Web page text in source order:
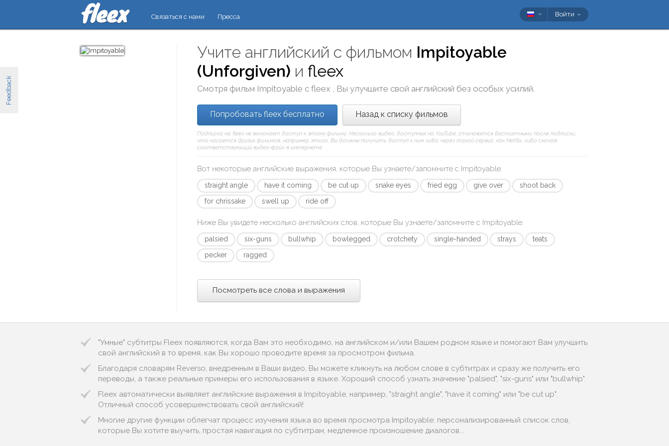
Feedback
Связаться с нами Пресса Войти
Учите английский с фильмом Impitoyable
(Unforgiven) иfleex
Смотря фильм Impitoyable сfleex , Вы улучшите свой английский без особых усилий.
Попробовать fleex бесплатно Назад к списку фильмов
Подписка на fleex не включает доступ к этому фильму. Несколько видео, доступных на YouTube, становятся бесплатными после подписки;
что касается других фильмов, например этого, Вы должны получить доступ к ним либо через такой сервис, как Netflix, либо скачав
соответствующий видео-файл в интернете.
Вот некоторые английские выражения, которые Вы узнаете/запомните с Impitoyable:
straight angle have it coming be cut up snake eyes fried egg give over
shoot back
for chrissake
swell up ride off
Ниже Вы увидете несколько английских слов, которые Вы узнаете/запомните с Impitoyable:
palsied six-guns bullwhip bowlegged crotchety single-handed strays
teats
pecker
ragged
Посмотреть все слова и выражения
"Умные" субтитры Fleex появляются, когда Вам это необходимо, на английском и/или Вашем родном языке и помогают Вам улучшить
свой английский в то время, как Вы хорошо проводите время за просмотром фильма.
Благодаря словарям Reverso, внедренным в Ваши видео, Вы можете кликнуть на любом слове в субтитрах и сразу же получить его
переводы, а также реальные примеры его использования в языке. Хороший способ узнать значение "palsied", "six-guns" или "bullwhip".
Fleex автоматически выявляет английские выражения в Impitoyable, например, "straight angle", "have it coming" или "be cut up".
Отличный способ усовершенствовать свой английский!
Многие другие функции облегчат процесс изучения языка во время просмотра Impitoyable: персонализированный список слов,
которые Вы хотите выучить, простая навигация по субтитрам, медленное произношение диалогов...